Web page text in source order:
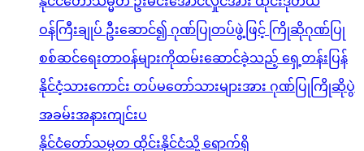
ဝန်ကြီးချုပ် ဦးဆောင်၍ ဂုဏ်ပြုတပ်ဖွဲ့ဖြင့် ကြိုဆိုဂုဏ်ပြု
စစ်ဆင်ရေးတာဝန်များကိုထမ်းဆောင်ခဲ့သည့် ရှေ့တန်းပြန်
နိုင်ငံ့သားကောင်း တပ်မတော်သားများအား ဂုဏ်ပြုကြိုဆိုပွဲ
အခမ်းအနားကျင်းပ
နိုင်ငံတော်သမ္မတ ထိုင်းနိုင်ငံသို့ ရောက်ရှိ